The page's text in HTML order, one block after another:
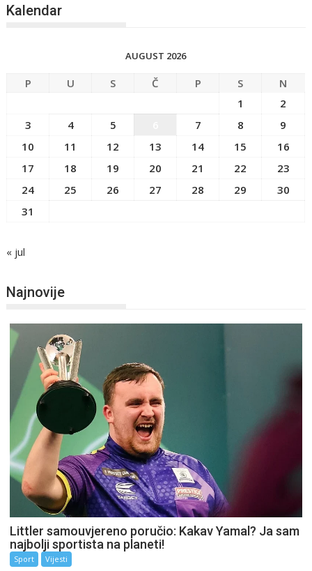
Kalendar
AUGUST 2026
P U S Č P S
N
1
2
3
4 5 7 8
9
10
11 12 13 14 15
16
17
18 19 20 21 22
23
24
25 26 27 28 29
30
31
« jul
Najnovije
Littler samouvjereno poručio: Kakav Yamal? Ja sam
najbolji sportista na planeti!
Sport Vijesti